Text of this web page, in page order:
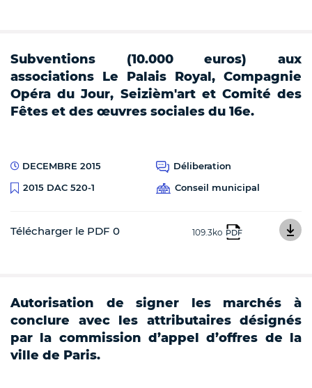
Subventions (10.000 euros) aux
associations Le Palais Royal, Compagnie
Opéra du Jour, Seizièm'art et Comité des
Fêtes et des œuvres sociales du 16e.
DECEMBRE 2015
Déliberation
2015 DAC 520-1
Conseil municipal
Télécharger le PDF 0 109.3ko PDF
Autorisation de signer les marchés à
conclure avec les attributaires désignés
par la commission d’appel d’offres de la
ville de Paris.